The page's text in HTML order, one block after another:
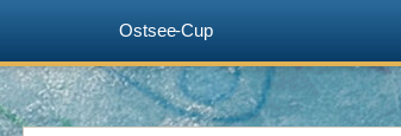
Zum
Ostsee-Cup